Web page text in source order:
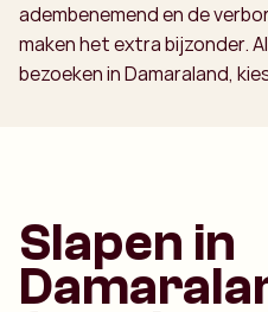
adembenemend en de
maken het extra bijzonder.
bezoeken in Damaraland,
Slapen in